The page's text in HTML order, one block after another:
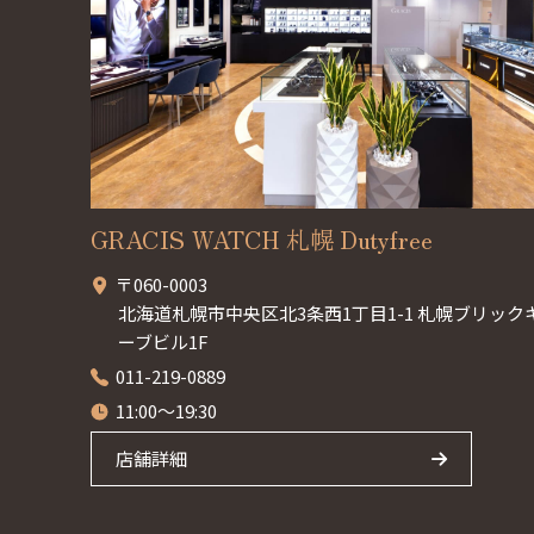
GRACIS WATCH 札幌 Dutyfree
〒060-0003
北海道札幌市中央区北3条西1丁目1-1 札幌ブリック
ーブビル1F
011-219-0889
11:00～19:30
店舗詳細